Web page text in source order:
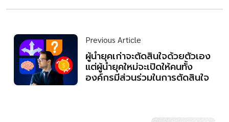
Previous Article
ผู้นำยุคเก่าจะตัดสินใจด้วยตัวเอง
แต่ผู้นำยุคใหม่จะเปิดให้คนทั้ง
องค์กรมีส่วนร่วมในการตัดสินใจ